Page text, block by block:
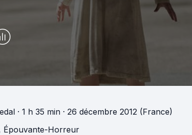
· 1 h 35 min · 26 décembre 2012 (France)
Épouvante-Horreur